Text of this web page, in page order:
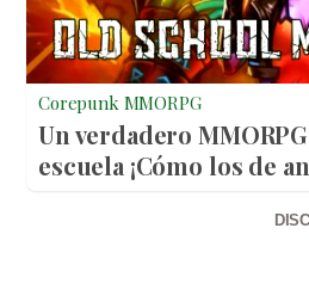
Corepunk MMORPG
Un verdadero
escuela ¡Cómo los de